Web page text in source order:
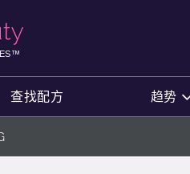
查找配方 趋势